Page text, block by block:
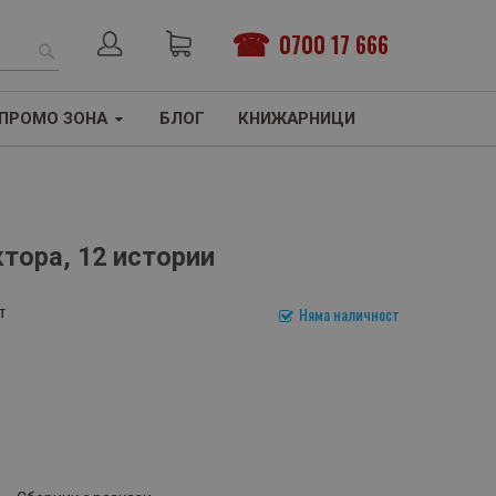
0700 17 666
ТЪРСЕНЕ
ПРОМО ЗОНА БЛОГ КНИЖАРНИЦИ
12 истории
Няма наличност